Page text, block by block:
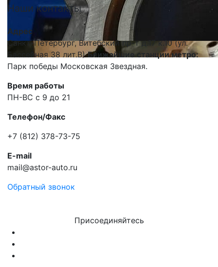
Нашиконтакты
Адрес
Санкт-Петербург, Витебский пр-т д.17 к.10 (ул.
Бассейная 38 лит.В)Ближайшие станции метро:
Парк победы Московская Звездная.
Время работы
ПН-ВС с 9 до 21
Телефон/Факс
+7 (812) 378-73-75
E-mail
mail@astor-auto.ru
Обратный звонок
Присоединяйтесь